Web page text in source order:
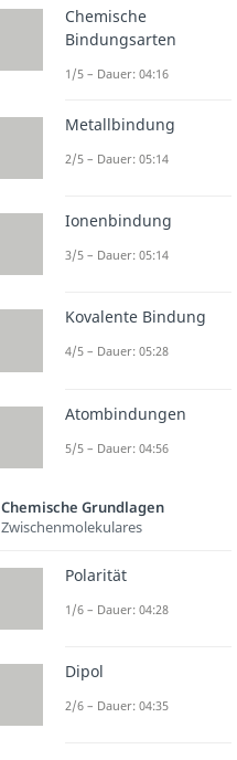
energetisch
Zustand
Orbitalmodell
Die Hybridisierung
auf. Nach der
sich Elektronen in
dreidimensionalen
den Atomkern.
Du hast in diesem
das s-, p- und d-
räumlichen Form
Beitrag
Chemische
Bindungsarten
1/5 – Dauer: 04:16
Metallbindung
2/5 – Dauer: 05:14
Ionenbindung
3/5 – Dauer: 05:14
Kovalente Bindung
4/5 – Dauer: 05:28
Atombindungen
5/5 – Dauer: 04:56
Chemische Grundlagen
Zwischenmolekulares
Polarität
1/6 – Dauer: 04:28
Dipol
2/6 – Dauer: 04:35